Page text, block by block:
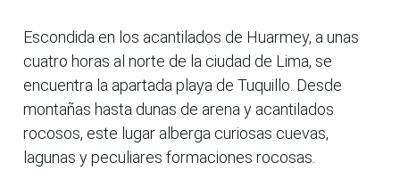
Escondida en los acantilados de Huarmey, a unas
cuatro horas al norte de la ciudad de Lima, se
encuentra la apartada playa de Tuquillo. Desde
montañas hasta dunas de arena y acantilados
rocosos, este lugar alberga curiosas cuevas,
lagunas y peculiares formaciones rocosas.